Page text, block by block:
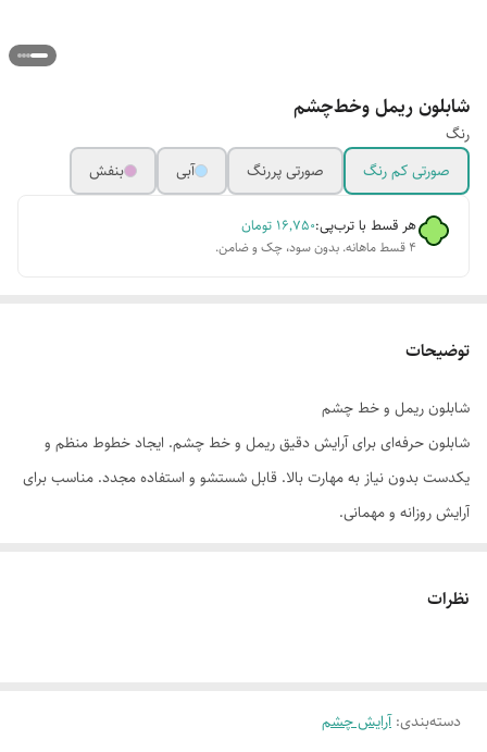
شابلون ریمل و‌خط‌چشم
رنگ
صورتی کم رنگ
صورتی پررنگ آبی بنفش
هر قسط با ترب‌پی:۱۶٬۷۵۰ تومان
۴ قسط ماهانه. بدون سود، چک و ضامن.
توضیحات
شابلون ریمل و خط چشم
شابلون حرفه‌ای برای آرایش دقیق ریمل و خط چشم. ایجاد خطوط منظم و
یکدست بدون نیاز به مهارت بالا. قابل شستشو و استفاده مجدد. مناسب برای
آرایش روزانه و مهمانی.
نظرات
دسته‌بندی:آرایش چشم